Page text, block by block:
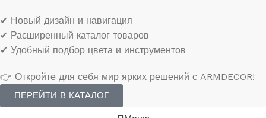
✔ Новый дизайн и навигация
✔ Расширенный каталог товаров
✔ Удобный подбор цвета и инструментов
👉 Откройте для себя мир ярких решений с ARMDECOR!
ПЕРЕЙТИ В КАТАЛОГ